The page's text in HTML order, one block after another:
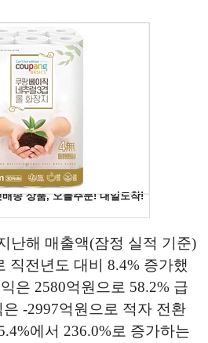
난해 매출액(잠정 실적 기준)
직전년도 대비 8.4% 증가했
은 2580억원으로 58.2% 급
-2997억원으로 적자 전환
에서 236.0%로 증가하는